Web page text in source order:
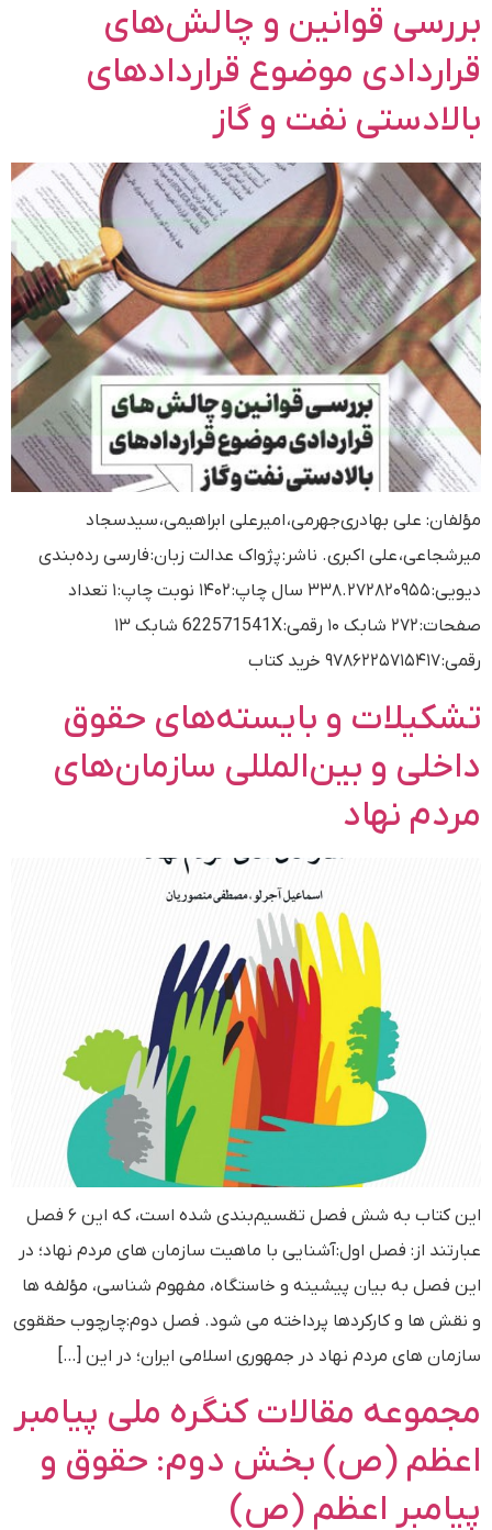
بررسی قوانین و چالش‌های
قراردادی موضوع قراردادهای
بالادستی نفت و گاز
مؤلفان: علی بهادری‌جهرمی، امیرعلی ابراهیمی، سیدسجاد
میرشجاعی، علی اکبری. ناشر: پژواک عدالت زبان: فارسی رده‌بندی
دیویی: ۳۳۸.۲۷۲۸۲۰۹۵۵ سال چاپ: ۱۴۰۲ نوبت چاپ: ۱ تعداد
صفحات: ۲۷۲ شابک ۱۰ رقمی: 622571541X شابک ۱۳
رقمی: ۹۷۸۶۲۲۵۷۱۵۴۱۷ خرید کتاب
تشکیلات و بایسته‌های حقوق
داخلی و بین‌المللی سازمان‌های
مردم نهاد
این کتاب به شش فصل تقسیم‌بندی شده است، که این ۶ فصل
عبارتند از: فصل اول:آشنایی با ماهیت سازمان های مردم نهاد؛ در
این فصل به بیان پیشینه و خاستگاه، مفهوم شناسی، مؤلفه ها
و نقش ها و کارکردها پرداخته می شود. فصل دوم:چارچوب حققوی
سازمان های مردم نهاد در جمهوری اسلامی ایران؛ در این […]
مجموعه مقالات کنگره ملی پیامبر
اعظم (ص) بخش دوم: حقوق و
پیامبر اعظم (ص)